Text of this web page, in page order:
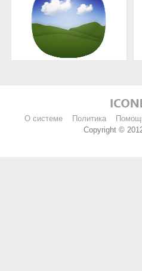
О системе Политика
Copyright ©